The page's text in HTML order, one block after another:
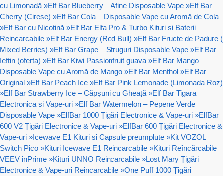
cu Limonadă »Elf Bar Blueberry – Afine Disposable Vape »Elf Bar
Cherry (Cirese) »Elf Bar Cola – Disposable Vape cu Aromă de Cola
»Elf Bar cu Nicotină »Elf Bar Elfa Pro & Turbo Kituri si Baterii
Reincarcabile »Elf Bar Energy (Red Bull) »Elf Bar Fructe de Padure (
Mixed Berries) »Elf Bar Grape – Struguri Disposable Vape »Elf Bar
Ieftin (oferta) »Elf Bar Kiwi Passionfruit guava »Elf Bar Mango –
Disposable Vape cu Aromă de Mango »Elf Bar Menthol »Elf Bar
Original »Elf Bar Peach Ice »Elf Bar Pink Lemonade (Limonada Roz)
»Elf Bar Strawberry Ice – Căpșuni cu Gheață »Elf Bar Tigara
Electronica si Vape-uri »Elf Bar Watermelon – Pepene Verde
Disposable Vape »ElfBar 1000 Țigări Electronice & Vape-uri »ElfBar
600 V2 Țigări Electronice & Vape-uri »ElfBar 600 Țigări Electronice &
Vape-uri »Icewave E1 Kituri si Capsule preumplute »Kit VOZOL
Switch Pico »Kituri Icewave E1 Reincarcabile »Kituri Reîncărcabile
VEEV inPrime »Kituri UNNO Reincarcabile »Lost Mary Țigări
Electronice & Vape-uri Reincarcabile »One Puff 1000 Țigări